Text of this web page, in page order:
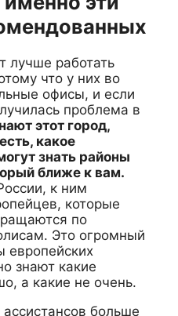
лучше работать
что у них во
офисы, и если
проблема в
этот город,
какое
знать районы
ближе к вам.
к ним
которые
по
Это огромный
знают какие
а какие не очень.
больше